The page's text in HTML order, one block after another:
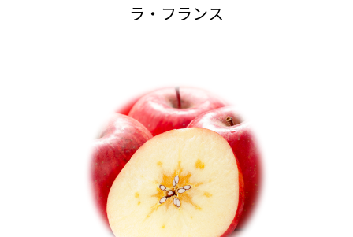
ラ・フランス